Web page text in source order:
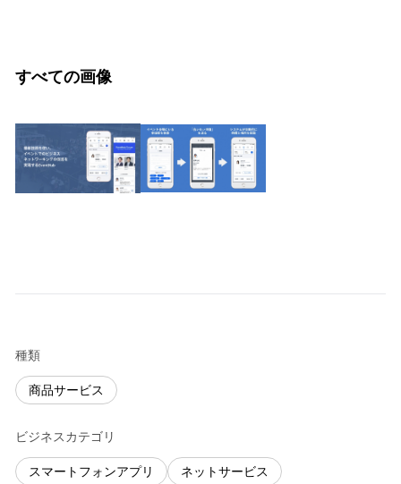
すべての画像
種類
商品サービス
ビジネスカテゴリ
スマートフォンアプリ ネットサービス